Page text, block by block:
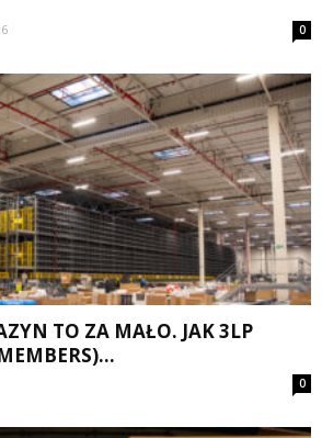
0
TO ZA MAŁO. JAK 3LP
0